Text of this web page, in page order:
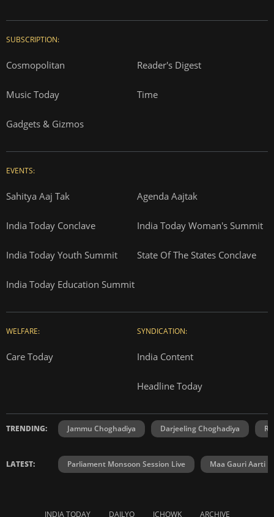
SUBSCRIPTION:
Cosmopolitan Reader's Digest
Music Today Time
Gadgets & Gizmos
EVENTS:
Sahitya Aaj Tak Agenda Aajtak
India Today Conclave India Today Woman's Summit
India Today Youth Summit State Of The States Conclave
India Today Education Summit
WELFARE:
Care Today
SYNDICATION:
India Content
Headline Today
TRENDING: Jammu Choghadiya Darjeeling Choghadiya
LATEST: Parliament Monsoon Session Live Maa Gauri Aarti
INDIA TODAY DAILYO ICHOWK ARCHIVE